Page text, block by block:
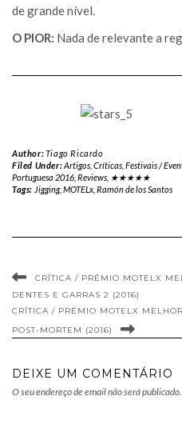
de grande nível.
O PIOR: Nada de relevante a
Author:Tiago Ricardo
Filed Under:Artigos, Críticas, Festivais /
Portuguesa 2016 Reviews ★★★★★
Tags: Jigging, MOTELx, Ramón de los Santos
CRÍTICA / PRÉMIO MOTELX
DENTES E GARRAS 2 (2016)
CRÍTICA / PRÉMIO MOTELX
POST-MORTEM (2016)
DEIXE UM COMENTÁRIO
O seu endereço de email não será publicado.